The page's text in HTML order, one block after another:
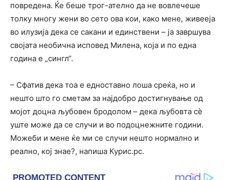
повредена. Ќе беше трог-ателно да не вовлечеше
толку многу жени во сето ова кои, како мене, живееја
во илузија дека се сакани и единствени – ја завршува
својата необична исповед Милена, која и по една
година е „сингл“.
– Сфатив дека тоа е едноставно лоша среќа, но и
нешто што го сметам за најдобро достигнување од
мојот доцна љубовен бродолом – дека љубовта сè
уште може да се случи и во подоцнежните години.
Можеби и мене ќе ми се случи нешто нормално и
реално, кој знае?, напиша Курис.рс.